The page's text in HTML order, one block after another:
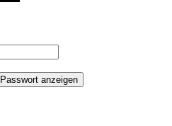
Passwort anzeigen